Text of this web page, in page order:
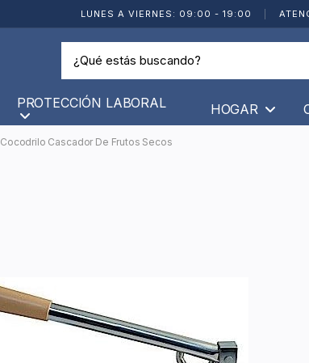
LUNES A VIERNES: 09:00 - 19:00
PROTECCIÓN LABORAL HOGAR
Cocodrilo Cascador De Frutos Secos